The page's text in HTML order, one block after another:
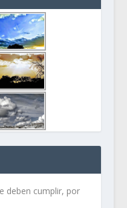
deben cumplir, por